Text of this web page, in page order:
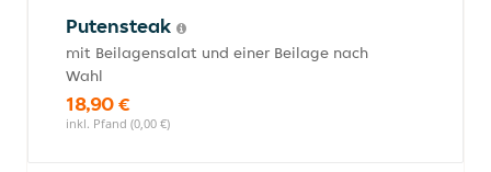
Putensteak
mit Beilagensalat und einer Beilage nach
Wahl
18,90 €
inkl. Pfand (0,00 €)